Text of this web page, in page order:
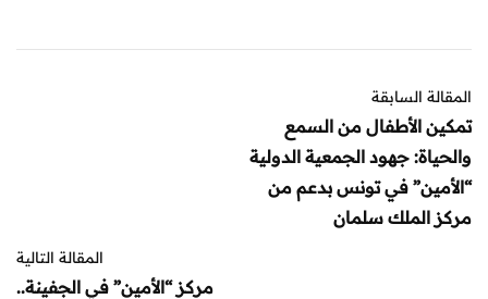
المقالة السابقة
تمكين الأطفال من السمع
والحياة: جهود الجمعية الدولية
“الأمين” في تونس بدعم من
مركز الملك سلمان
المقالة التالية
مركز “الأمين” في الجفينة..